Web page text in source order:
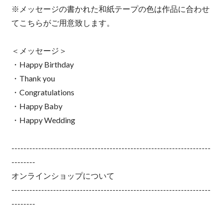
※メッセージの書かれた和紙テープの色は作品に合わせ
てこちらがご用意致します。
＜メッセージ＞
・Happy Birthday
・Thank you
・Congratulations
・Happy Baby
・Happy Wedding
-------------------------------------------------------------------
--------
オンラインショップについて
-------------------------------------------------------------------
--------